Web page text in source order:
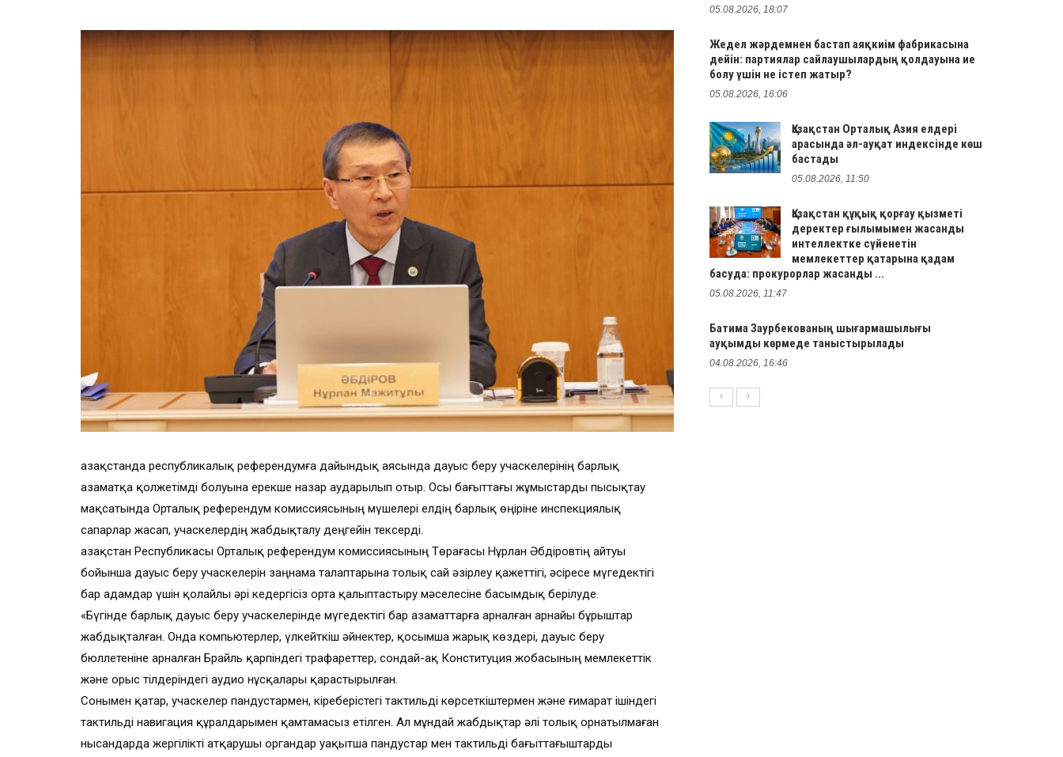
Қазақстанда республикалық референдумға дайындық аясында дауыс беру учаскелерінің барлық
азаматқа қолжетімді болуына ерекше назар аударылып отыр. Осы бағыттағы жұмыстарды пысықтау
мақсатында Орталық референдум комиссиясының мүшелері елдің барлық өңіріне инспекциялық
сапарлар жасап, учаскелердің жабдықталу деңгейін тексерді.
Қазақстан Республикасы Орталық референдум комиссиясының Төрағасы Нұрлан Әбдіровтің айтуы
бойынша дауыс беру учаскелерін заңнама талаптарына толық сай әзірлеу қажеттігі, әсіресе мүгедектігі
бар адамдар үшін қолайлы әрі кедергісіз орта қалыптастыру мәселесіне басымдық берілуде.
«Бүгінде барлық дауыс беру учаскелерінде мүгедектігі бар азаматтарға арналған арнайы бұрыштар
жабдықталған. Онда компьютерлер, үлкейткіш әйнектер, қосымша жарық көздері, дауыс беру
бюллетеніне арналған Брайль қарпіндегі трафареттер, сондай-ақ Конституция жобасының мемлекеттік
және орыс тілдеріндегі аудио нұсқалары қарастырылған.
Сонымен қатар, учаскелер пандустармен, кіреберістегі тактильді көрсеткіштермен және ғимарат ішіндегі
тактильді навигация құралдарымен қамтамасыз етілген. Ал мұндай жабдықтар әлі толық орнатылмаған
нысандарда жергілікті атқарушы органдар уақытша пандустар мен тактильді бағыттағыштарды
05.08.2026, 18:07
Жедел жәрдемнен бастап аяқкиім фабрикасына
дейін: партиялар сайлаушылардың қолдауына ие
болу үшін не істеп жатыр?
05.08.2026, 16:06
Қазақстан Орталық Азия елдері
арасында әл-ауқат индексінде көш
бастады
05.08.2026, 11:50
Қазақстан құқық қорғау қызметі
деректер ғылымымен жасанды
интеллектке сүйенетін
мемлекеттер қатарына қадам
басуда: прокурорлар жасанды ...
05.08.2026, 11:47
Батима Заурбекованың шығармашылығы
ауқымды көрмеде таныстырылады
04.08.2026, 16:46